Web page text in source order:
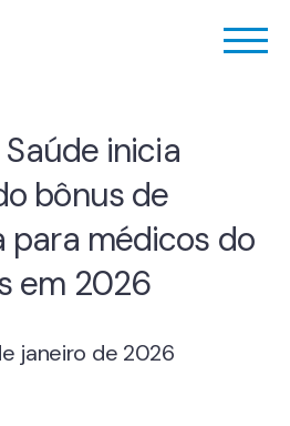
inicia
bônus de
para médicos do
em 2026
janeiro de 2026